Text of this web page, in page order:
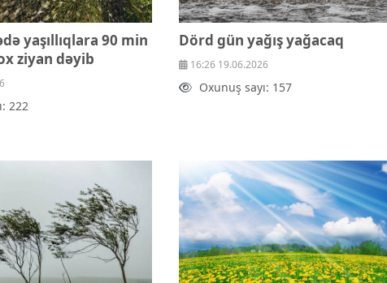
yaşıllıqlara 90 min
ziyan dəyib
222
Dörd gün yağış yağacaq
16:26 19.06.2026
Oxunuş sayı: 157